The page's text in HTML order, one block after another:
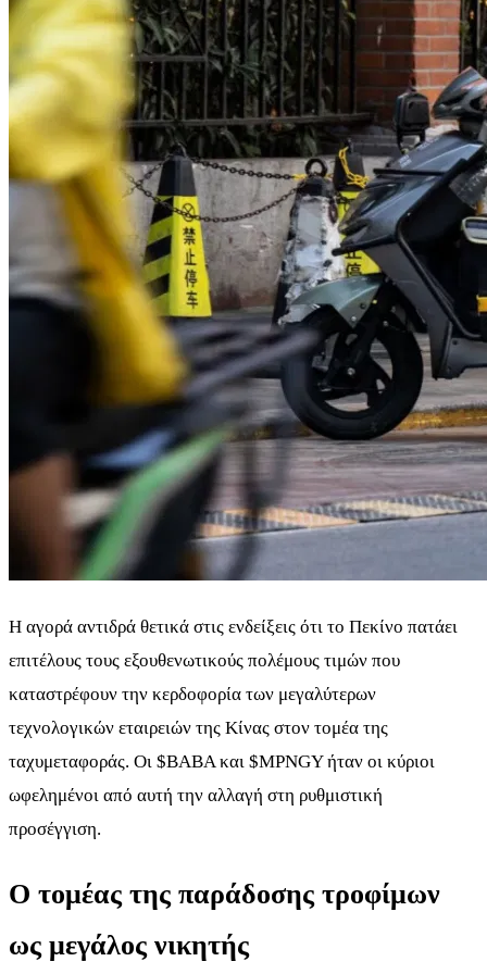
Η αγορά αντιδρά θετικά στις ενδείξεις ότι το Πεκίνο πατάει
επιτέλους τους εξουθενωτικούς πολέμους τιμών που
καταστρέφουν την κερδοφορία των μεγαλύτερων
τεχνολογικών εταιρειών της Κίνας στον τομέα της
ταχυμεταφοράς. Οι $BABAκαι $MPNGYήταν οι κύριοι
ωφελημένοι από αυτή την αλλαγή στη ρυθμιστική
προσέγγιση.
Ο τομέας της παράδοσης τροφίμων
ως μεγάλος νικητής